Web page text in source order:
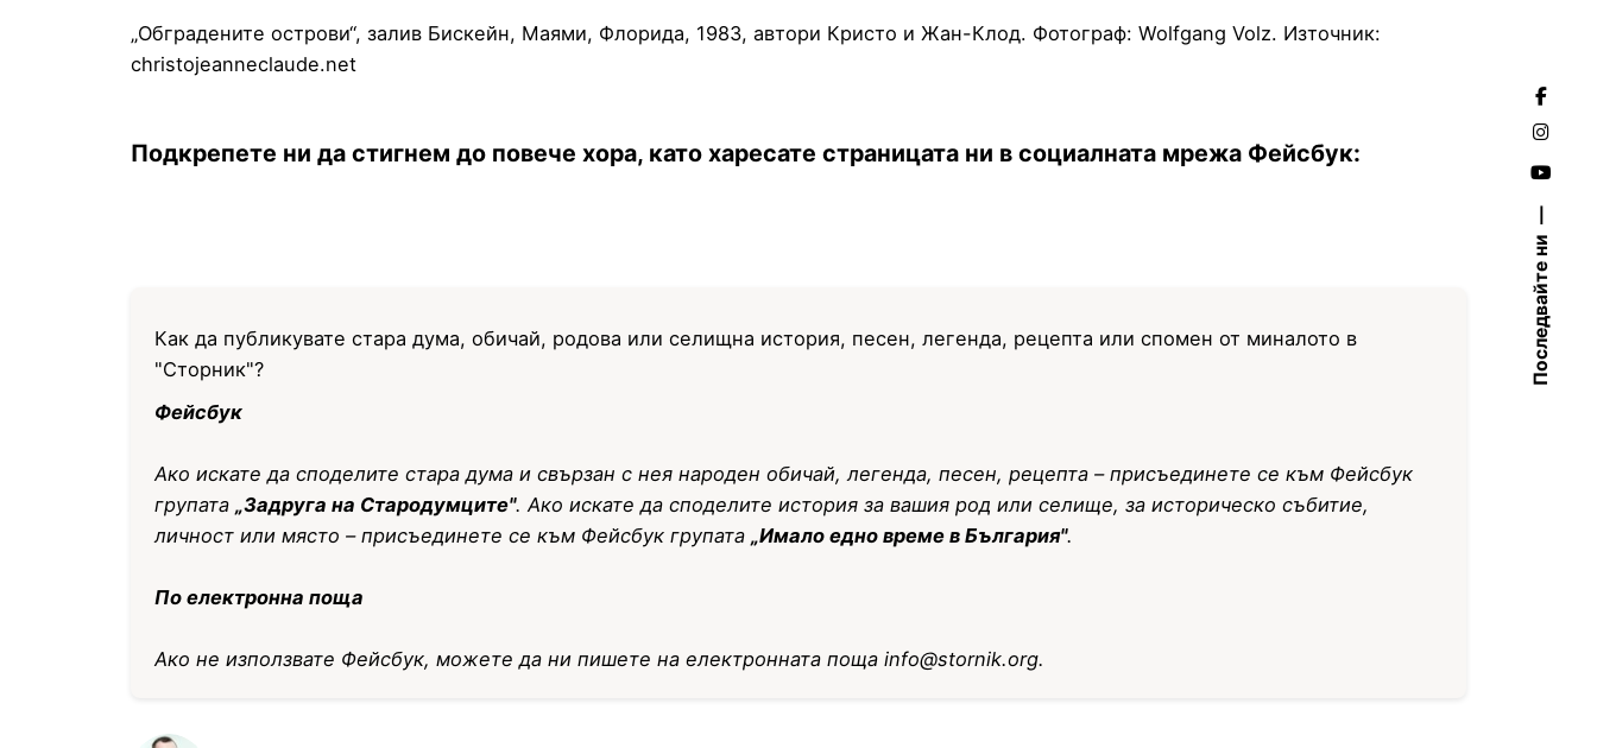
Последвайте ни
„Обградените острови“, залив Бискейн, Маями, Флорида, 1983, автори Кристо и Жан-Клод. Фотограф: Wolfgang Volz. Източник:
christojeanneclaude.net
Подкрепете ни да стигнем до повече хора, като харесате страницата ни в социалната мрежа Фейсбук:
Как да публикувате стара дума, обичай, родова или селищна история, песен, легенда, рецепта или спомен от миналото в
"Сторник"?
Фейсбук
Ако искате да споделите стара дума и свързан с нея народен обичай, легенда, песен, рецепта – присъединете се към Фейсбук
групата„Задруга на Стародумците". Ако искате да споделите история за вашия род или селище, за историческо събитие,
личност или място – присъединете се към Фейсбук групата„Имало едно време в България".
По електронна поща
Ако не използвате Фейсбук, можете да ни пишете на електронната пощаinfo@stornik.org.